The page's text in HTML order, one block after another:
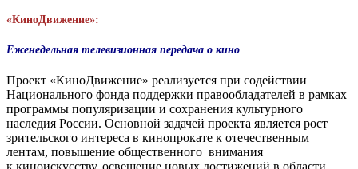
«КиноДвижение»:
Еженедельная телевизионная передача о кино
Проект «КиноДвижение» реализуется при содействии
Национального фонда поддержки правообладателей в рамках
программы популяризации и сохранения культурного
наследия России. Основной задачей проекта является рост
зрительского интереса в кинопрокате к отечественным
лентам, повышение общественного внимания